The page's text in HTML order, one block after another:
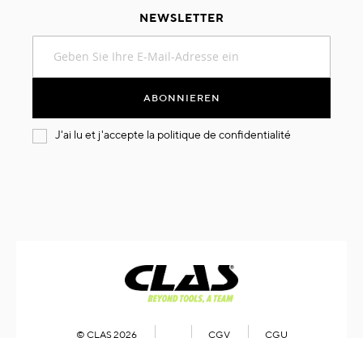
NEWSLETTER
sich
an:
ABONNIEREN
J'ai lu et j'accepte la politique de confidentialité
© CLAS 2026 CGV CGU